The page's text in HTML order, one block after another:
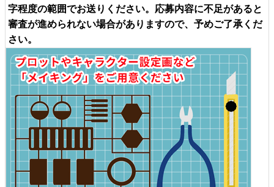
字程度の範囲でお送りください。応募内容に不足があると
審査が進められない場合がありますので、予めご了承くだ
さい。